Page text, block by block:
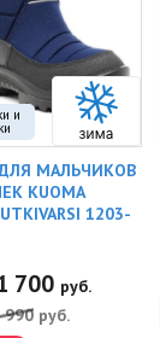
и
МАЛЬЧИКОВ
KUOMA
1203-
700 руб.
990 руб.